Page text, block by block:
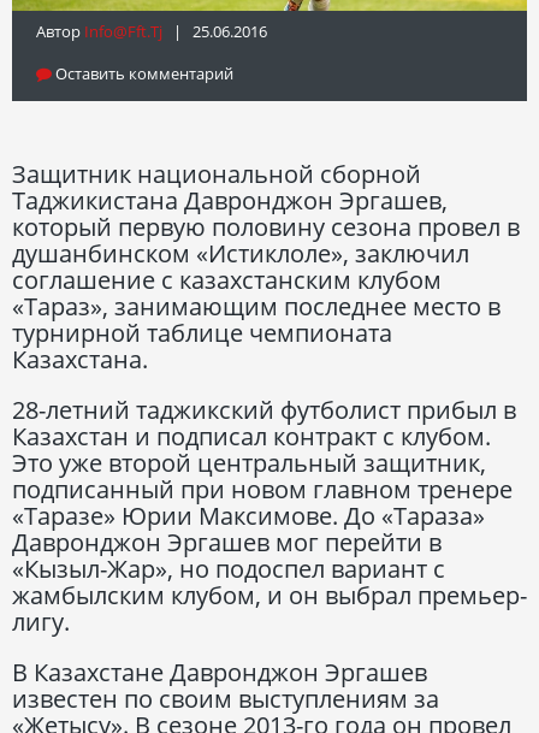
Автор Info@fft.tj | 25.06.2016
Оставить комментарий
Защитник национальной сборной
Таджикистана Давронджон Эргашев,
который первую половину сезона провел в
душанбинском «Истиклоле», заключил
соглашение с казахстанским клубом
«Тараз», занимающим последнее место в
турнирной таблице чемпионата
Казахстана.
28-летний таджикский футболист прибыл в
Казахстан и подписал контракт с клубом.
Это уже второй центральный защитник,
подписанный при новом главном тренере
«Таразе» Юрии Максимове. До «Тараза»
Давронджон Эргашев мог перейти в
«Кызыл-Жар», но подоспел вариант с
жамбылским клубом, и он выбрал премьер-
лигу.
В Казахстане Давронджон Эргашев
известен по своим выступлениям за
«Жетысу». В сезоне 2013-го года он провел